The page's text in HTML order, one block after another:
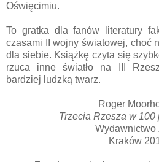
Oświęcimiu.
To gratka dla fanów literatury
czasami II wojny światowej, choć
dla siebie. Książkę czyta się
rzuca inne światło na III
bardziej ludzką twarz.
Roger
Trzecia Rzesza w 100
Wydawnictwo
Kraków